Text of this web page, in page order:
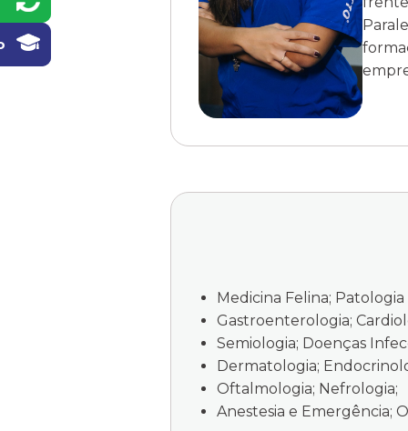
Medicina Felina; Patologia
Gastroenterologia;
Semiologia; Doenças
Dermatologia;
Oftalmologia; Nefrologia;
Anestesia e Emergência;